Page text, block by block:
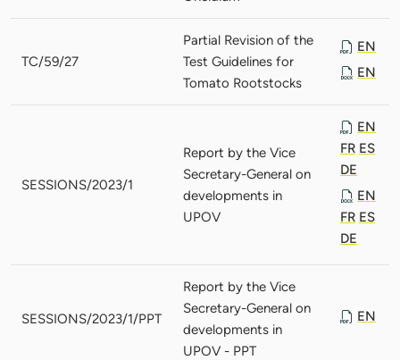
TC/59/27
Partial Revision of the
Test Guidelines for
Tomato Rootstocks
EN
EN
SESSIONS/2023/1
Report by the Vice
Secretary-General on
developments in
UPOV
EN
FR ES
DE
EN
FR ES
DE
SESSIONS/2023/1/PPT
Report by the Vice
Secretary-General on
developments in
UPOV - PPT
EN